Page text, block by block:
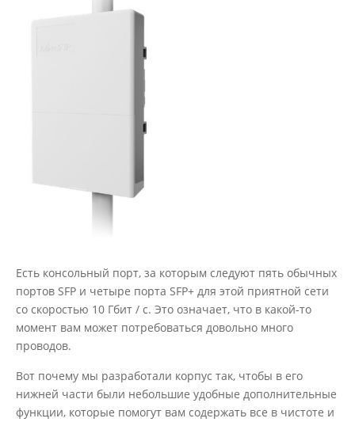
Есть консольный порт, за которым следуют пять обычных
портов SFP и четыре порта SFP+ для этой приятной сети
со скоростью 10 Гбит / с. Это означает, что в какой-то
момент вам может потребоваться довольно много
проводов.
Вот почему мы разработали корпус так, чтобы в его
нижней части были небольшие удобные дополнительные
функции, которые помогут вам содержать все в чистоте и